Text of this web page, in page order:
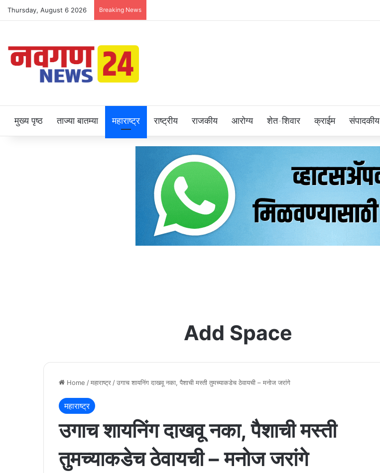
Thursday, August 6 2026 Breaking News
मुख्य पृष्ठ ताज्या बातम्या महाराष्ट्र राष्ट्रीय राजकीय आरोग्य शेत-शिवार क्राईम संपादकीय
Add Space
Home /महाराष्ट्र /उगाच शायनिंग दाखवू नका, पैशाची मस्ती तुमच्याकडेच ठेवायची – मनोज जरांगे
महाराष्ट्र
उगाच शायनिंग दाखवू नका, पैशाची मस्ती
तुमच्याकडेच ठेवायची – मनोज जरांगे